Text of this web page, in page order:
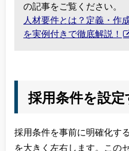
の記事をご覧ください。
人材要件とは？定義・作
を実例付きで徹底解説！
採用条件を設
採用条件を事前に明確化す
を大きく左右します。この